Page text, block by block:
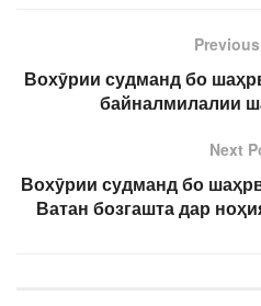
Вохӯрии судманд бо
байналмилалии
Next
Вохӯрии судманд бо
Ватан бозгашта дар